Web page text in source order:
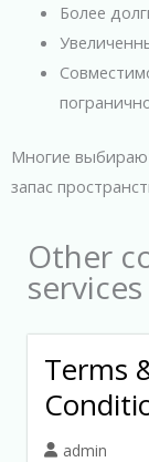
Более
Многие
запас
Other
Terms
admin